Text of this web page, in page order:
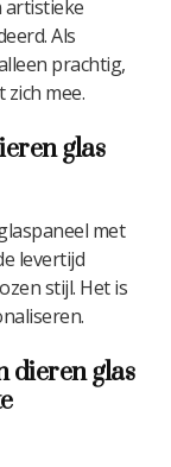
artistieke
Als
prachtig,
mee.
glas
met
levertijd
stijl. Het is
dieren glas